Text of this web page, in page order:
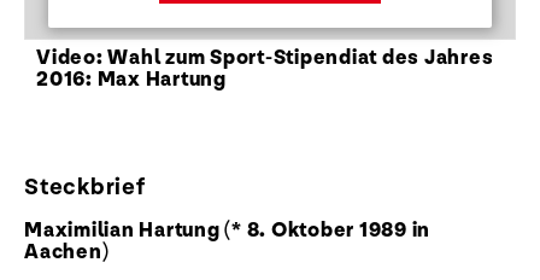
Video: Wahl zum Sport-Stipendiat des Jahres
2016: Max Hartung
Steckbrief
Maximilian Hartung (* 8. Oktober 1989 in
Aachen)